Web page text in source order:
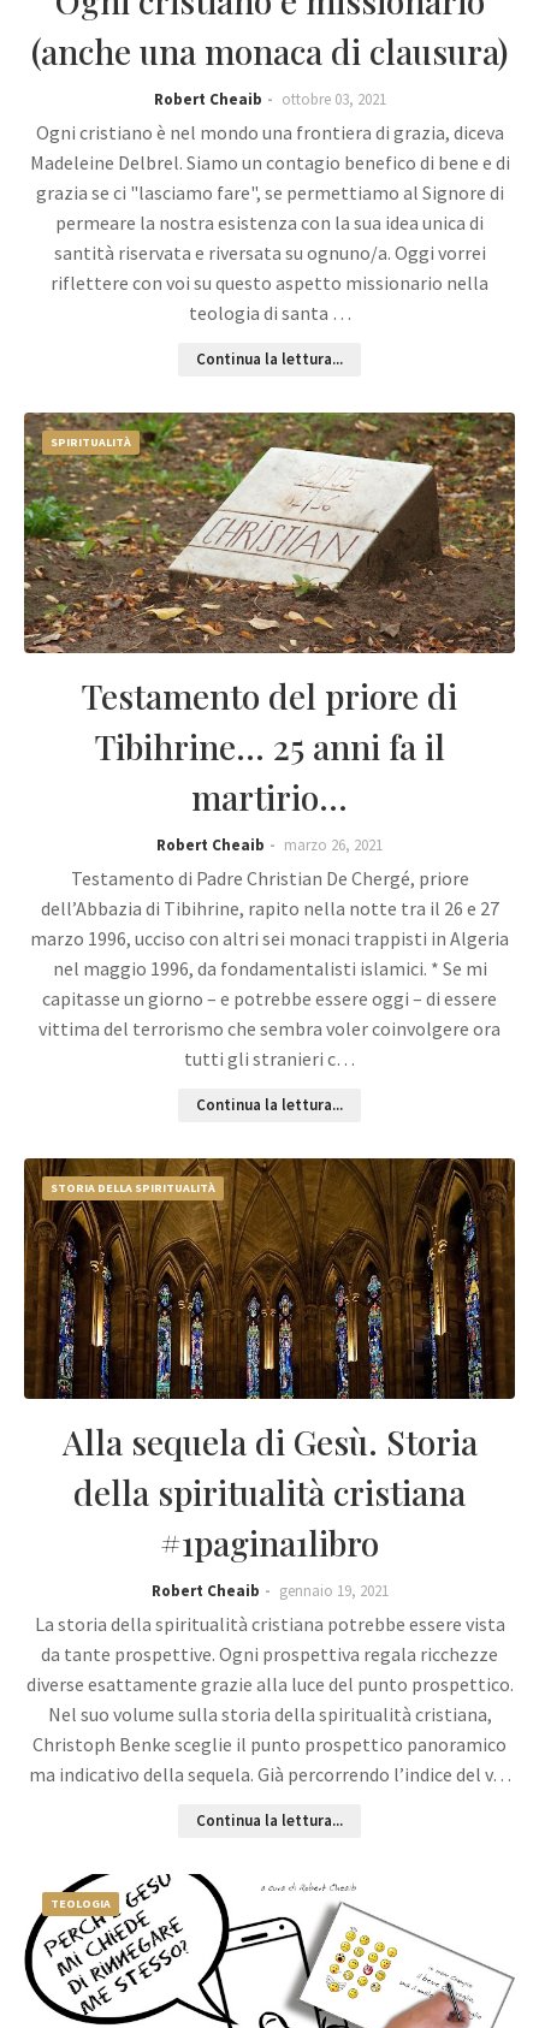
(anche una monaca di clausura)
Robert Cheaib ottobre 03, 2021
Ogni cristiano è nel mondo una frontiera di grazia, diceva
Madeleine Delbrel. Siamo un contagio benefico di bene e di
grazia se ci "lasciamo fare", se permettiamo al Signore di
permeare la nostra esistenza con la sua idea unica di
santità riservata e riversata su ognuno/a. Oggi vorrei
riflettere con voi su questo aspetto missionario nella
teologia di santa …
Continua la lettura...
SPIRITUALITÀ
Testamento del priore di
Tibihrine... 25 anni fa il
martirio...
Robert Cheaib marzo 26, 2021
Testamento di Padre Christian De Chergé, priore
dell’Abbazia di Tibihrine, rapito nella notte tra il 26 e 27
marzo 1996, ucciso con altri sei monaci trappisti in Algeria
nel maggio 1996, da fondamentalisti islamici. * Se mi
capitasse un giorno – e potrebbe essere oggi – di essere
vittima del terrorismo che sembra voler coinvolgere ora
tutti gli stranieri c…
Continua la lettura...
STORIA DELLA SPIRITUALITÀ
Alla sequela di Gesù. Storia
della spiritualità cristiana
#1pagina1libro
Robert Cheaib gennaio 19, 2021
La storia della spiritualità cristiana potrebbe essere vista
da tante prospettive. Ogni prospettiva regala ricchezze
diverse esattamente grazie alla luce del punto prospettico.
Nel suo volume sulla storia della spiritualità cristiana,
Christoph Benke sceglie il punto prospettico panoramico
ma indicativo della sequela. Già percorrendo l’indice del v…
Continua la lettura...
TEOLOGIA